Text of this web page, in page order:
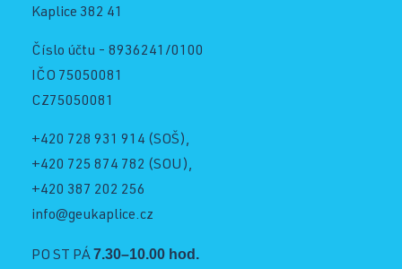
Kaplice 382 41
Číslo účtu - 8936241/0100
IČO 75050081
CZ75050081
+420 728 931 914 (SOŠ),
+420 725 874 782 (SOU),
+420 387 202 256
info@geukaplice.cz
PO ST PÁ7.30–10.00 hod.